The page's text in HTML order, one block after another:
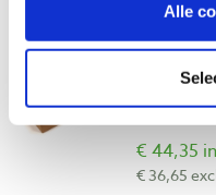
Alle
x 34
€ 44,35
€ 36,65